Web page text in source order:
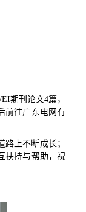
EI期刊论文4篇，
前往广东电网有
上不断成长；
扶持与帮助，祝